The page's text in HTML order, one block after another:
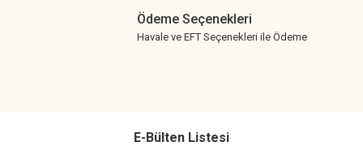
Ödeme Seçenekleri
Havale ve EFT Seçenekleri ile Ödeme
E-Bülten Listesi